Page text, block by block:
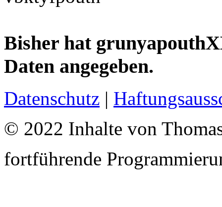
Bisher hat
Daten angegeben.
Datenschutz |
© 2022 Inhalte von
fortführende